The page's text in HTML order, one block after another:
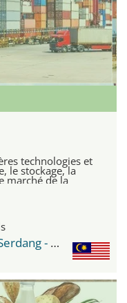
technologies et
le stockage, la
marché de la
Malaysia Agro Exposition Park Serdang - MAEPS